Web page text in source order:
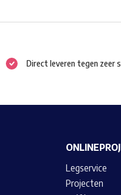
Direct leveren tegen zeer
Legservice
Projecten